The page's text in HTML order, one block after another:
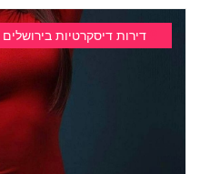
דירות דיסקרטיות בירושלים